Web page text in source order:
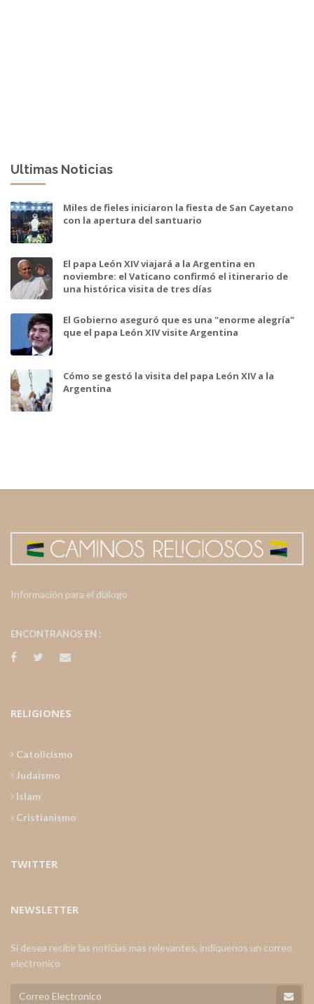
Ultimas Noticias
Miles de fieles iniciaron la fiesta de San Cayetano
con la apertura del santuario
El papa León XIV viajará a la Argentina en
noviembre: el Vaticano confirmó el itinerario de
una histórica visita de tres días
El Gobierno aseguró que es una "enorme alegría"
que el papa León XIV visite Argentina
Cómo se gestó la visita del papa León XIV a la
Argentina
Información para el diálogo
ENCONTRANOS EN :
RELIGIONES
Catolicismo
Judaismo
Islam
Cristianismo
TWITTER
NEWSLETTER
Si desea recibir las noticias mas relevantes, indiquenos un correo
electronico